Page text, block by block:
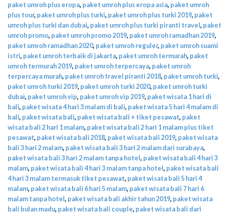
paket umroh plus eropa, paket umroh plus eropa asia, paket umroh
plus tour, paket umroh plus turki, paket umroh plus turki 2019, paket
umroh plus turki dan dubai, paket umroh plus turki piranti travel, paket
umroh promo, paket umroh promo 2019, paket umroh ramadhan 2019,
paket umroh ramadhan 2020, paket umroh reguler, paket umroh suami
istri, paket umroh terbaik di jakarta, paket umroh termurah, paket
umroh termurah 2019, paket umroh terpercaya, paket umroh
terpercaya murah, paket umroh travel piranti 2018, paket umroh turki,
paket umroh turki 2019, paket umroh turki 2020, paket umroh turki
dubai, paket umroh vip, paket umroh vip 2019, paket wisata 1 hari di
bali, paket wisata 4 hari 3 malam di bali, paket wisata 5 hari 4 malam di
bali, paket wisata bali, paket wisata bali + tiket pesawat, paket
wisata bali 2 hari 1 malam, paket wisata bali 2 hari 1 malam plus tiket
pesawat, paket wisata bali 2018, paket wisata bali 2019, paket wisata
bali 3 hari 2 malam, paket wisata bali 3 hari 2 malam dari surabaya,
paket wisata bali 3 hari 2 malam tanpa hotel, paket wisata bali 4 hari 3
malam, paket wisata bali 4 hari 3 malam tanpa hotel, paket wisata bali
4 hari 3 malam termasuk tiket pesawat, paket wisata bali 5 hari 4
malam, paket wisata bali 6 hari 5 malam, paket wisata bali 7 hari 6
malam tanpa hotel, paket wisata bali akhir tahun 2019, paket wisata
bali bulan madu, paket wisata bali couple, paket wisata bali dari